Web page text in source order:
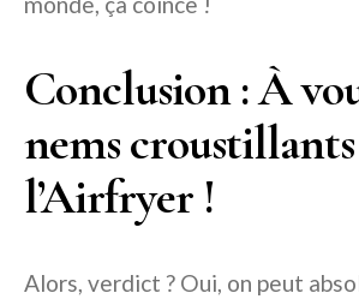
Conclusion : À
nems
l’Airfryer !
Alors, verdict ? Oui, on peut